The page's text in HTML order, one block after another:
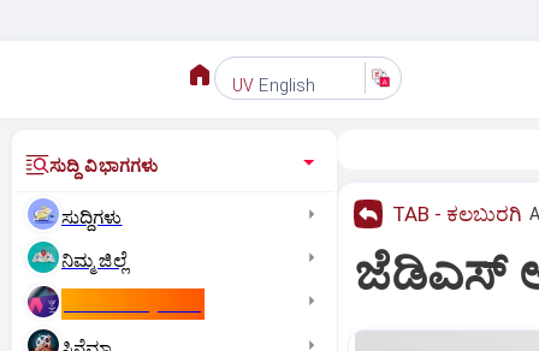
UV English
ಸುದ್ದಿ ವಿಭಾಗಗಳು
ಸುದ್ದಿಗಳು
ನಿಮ್ಮ ಜಿಲ್ಲೆ
TAB - ಕಲಬುರಗಿ
ಜೆಡಿಎಸ್‌